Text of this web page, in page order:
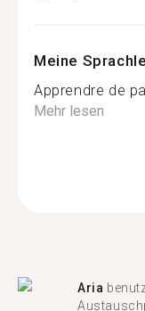
Meine
Apprendre de
Mehr lesen
Aria